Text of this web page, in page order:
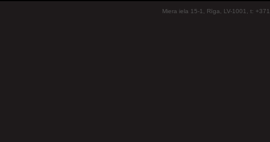
Miera iela 15-1, Rīga, LV-1001, t: